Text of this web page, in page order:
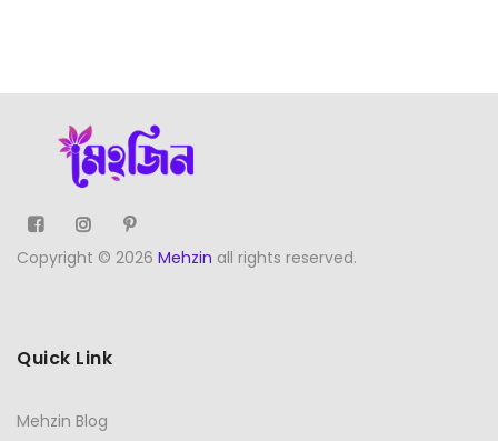
Copyright © 2026 Mehzin all rights reserved.
Quick Link
Mehzin Blog